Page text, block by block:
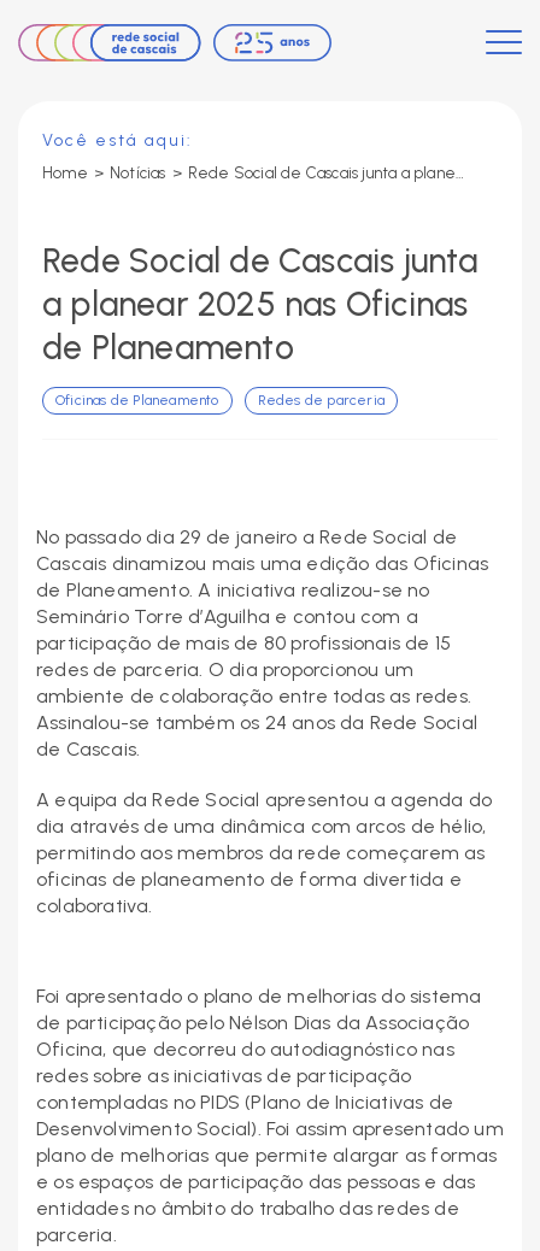
Você está aqui:
Home > Notícias > Rede Social de Cascais junta a planear 2025 nas Oficinas de Planeamento
Rede Social de Cascais junta
a planear 2025 nas Oficinas
de Planeamento
Oficinas de Planeamento Redes de parceria
No passado dia 29 de janeiro a Rede Social de
Cascais dinamizou mais uma edição das Oficinas
de Planeamento. A iniciativa realizou-se no
Seminário Torre d’Aguilha e contou com a
participação de mais de 80 profissionais de 15
redes de parceria. O dia proporcionou um
ambiente de colaboração entre todas as redes.
Assinalou-se também os 24 anos da Rede Social
de Cascais.
A equipa da Rede Social apresentou a agenda do
dia através de uma dinâmica com arcos de hélio,
permitindo aos membros da rede começarem as
oficinas de planeamento de forma divertida e
colaborativa.
Foi apresentado o plano de melhorias do sistema
de participação pelo Nélson Dias da Associação
Oficina, que decorreu do autodiagnóstico nas
redes sobre as iniciativas de participação
contempladas no PIDS (Plano de Iniciativas de
Desenvolvimento Social). Foi assim apresentado um
plano de melhorias que permite alargar as formas
e os espaços de participação das pessoas e das
entidades no âmbito do trabalho das redes de
parceria.